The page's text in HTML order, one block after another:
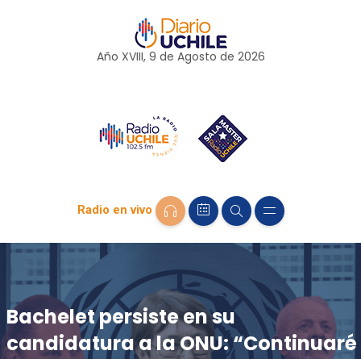
Año XVIII, 9 de Agosto de 2026
Radio en vivo
Bachelet persiste en su
candidatura a la ONU: “Continuaré